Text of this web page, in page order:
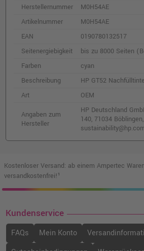
Herstellernummer
M0H54AE
Artikelnummer
M0H54AE
EAN
0190780132517
Seitenergiebigkeit
bis zu 8000 Seiten
Farben
cyan
Beschreibung
HP GT52
Art
OEM
Angaben zum
Hersteller
HP Deutschland
140, 71034
Kostenloser Versand: ab einem Ampertec
versandkostenfrei!¹
Kundenservice
FAQs Mein Konto